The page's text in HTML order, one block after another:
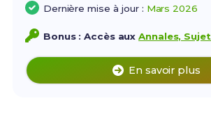
Dernière mise à jour : Mars 2026
Bonus : Accès auxAnnales,
En savoir plus